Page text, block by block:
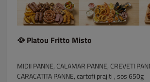
🥘 Platou Fritto Misto
MIDII PANNE, CALAMAR PANNE, CREVETI
CARACATITA PANNE, cartofi prajiti , sos 650g